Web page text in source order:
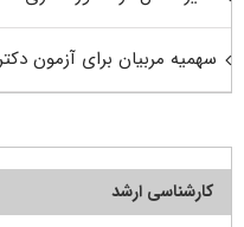
سهمیه مربیان برای آزمون
کارشناسی ارشد